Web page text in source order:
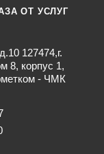
ОТ УСЛУГ
127474,г.
8, корпус 1,
- ЧМК